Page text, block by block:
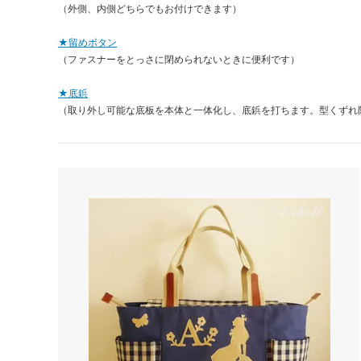
（外側、内側どちらでもお付けできます）
★留めボタン
（ファスナーをとっさに閉められないときに便利です）
★底鋲
（取り外し可能な底板を本体と一体化し、底鋲を打ちます。型くず